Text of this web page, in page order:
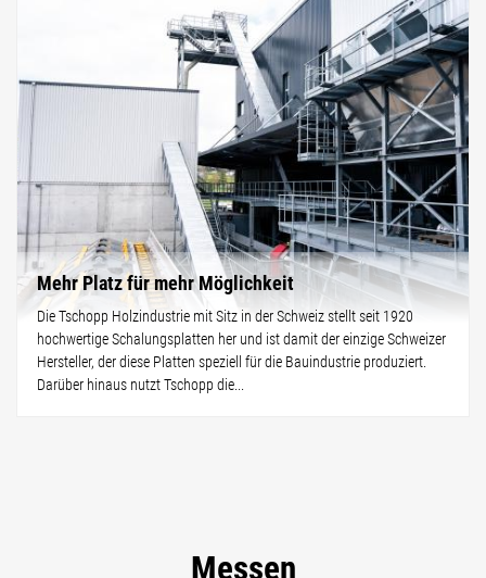
Mehr Platz für mehr Möglichkeit
Die Tschopp Holzindustrie mit Sitz in der Schweiz stellt seit 1920
hochwertige Schalungsplatten her und ist damit der einzige Schweizer
Hersteller, der diese Platten speziell für die Bauindustrie produziert.
Darüber hinaus nutzt Tschopp die...
Messen